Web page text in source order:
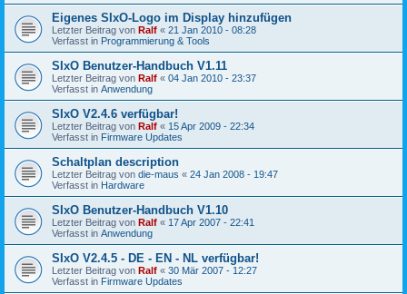
Eigenes SIxO-Logo im Display hinzufügen
Letzter Beitrag von Ralf « 21 Jan 2010 - 08:28
Verfasst in Programmierung & Tools
SIxO Benutzer-Handbuch V1.11
Letzter Beitrag von Ralf « 04 Jan 2010 - 23:37
Verfasst in Anwendung
SIxO V2.4.6 verfügbar!
Letzter Beitrag von Ralf « 15 Apr 2009 - 22:34
Verfasst in Firmware Updates
Schaltplan description
Letzter Beitrag von die-maus « 24 Jan 2008 - 19:47
Verfasst in Hardware
SIxO Benutzer-Handbuch V1.10
Letzter Beitrag von Ralf « 17 Apr 2007 - 22:41
Verfasst in Anwendung
SIxO V2.4.5 - DE - EN - NL verfügbar!
Letzter Beitrag von Ralf « 30 Mär 2007 - 12:27
Verfasst in Firmware Updates